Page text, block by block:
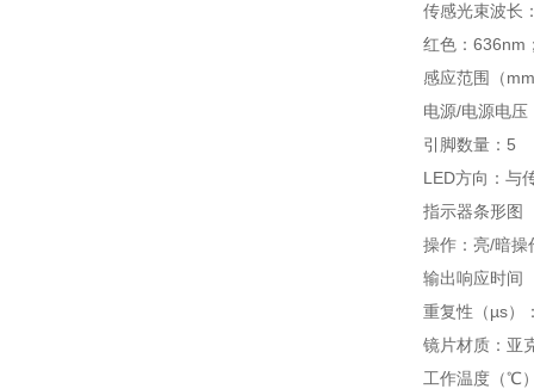
传感光束波长
红色：636nm
感应范围（
电源/电源电
引脚数量：5
LED方向：与
指示器条形图
操作：亮/暗操
输出响应时间
重复性（µs）
镜片材质：亚
工作温度（℃